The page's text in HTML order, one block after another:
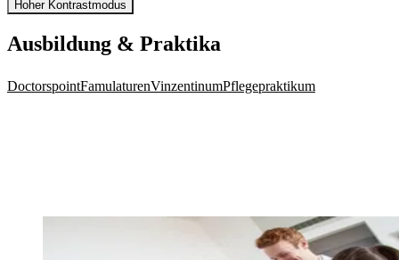
Hoher Kontrastmodus
Ausbildung & Praktika
DoctorspointFamulaturenVinzentinumPflegepraktikum